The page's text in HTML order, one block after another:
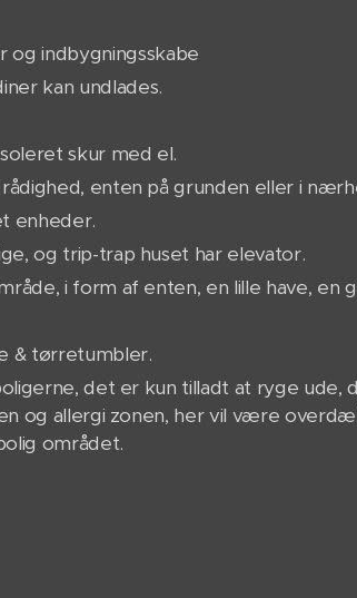
og indbygningsskabe
kan undlades.
skur med el.
enten på grunden eller i
enheder.
og trip-trap huset har elevator.
i form af enten, en lille have, en
& tørretumbler.
det er kun tilladt at ryge ude,
og allergi zonen, her vil være
området.